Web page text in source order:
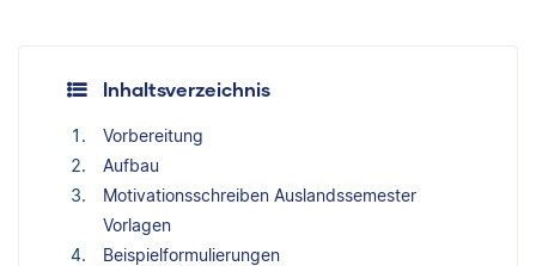
Inhaltsverzeichnis
Vorbereitung
Aufbau
Motivationsschreiben Auslandssemester
Vorlagen
Beispielformulierungen